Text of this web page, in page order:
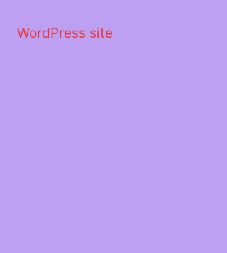
περιεχόμενο
WordPress site